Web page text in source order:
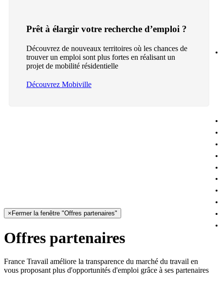
Prêt à élargir votre recherche d’emploi ?
Découvrez de nouveaux territoires où les chances de
trouver un emploi sont plus fortes en réalisant un
projet de mobilité résidentielle
Découvrez Mobiville
× Fermer la fenêtre "Offres partenaires"
Offres partenaires
France Travail améliore la transparence du marché du travail en
vous proposant plus d'opportunités d'emploi grâce à ses partenaires